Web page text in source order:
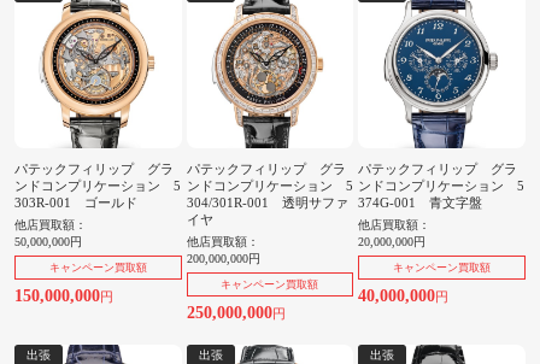
パテックフィリップ グラ
ンドコンプリケーション 5
303R-001 ゴールド
他店買取額：
50,000,000円
キャンペーン買取額
150,000,000円
パテックフィリップ グラ
ンドコンプリケーション 5
304/301R-001 透明サファ
イヤ
他店買取額：
200,000,000円
キャンペーン買取額
250,000,000円
パテックフィリップ グラ
ンドコンプリケーション 5
374G-001 青文字盤
他店買取額：
20,000,000円
キャンペーン買取額
40,000,000円
出張 出張 出張